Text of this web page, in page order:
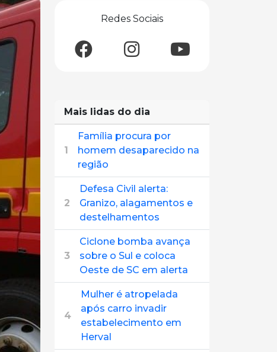
Redes Sociais
Mais lidas do dia
1
Família procura por
homem desaparecido na
região
2
Defesa Civil alerta:
Granizo, alagamentos e
destelhamentos
3
Ciclone bomba avança
sobre o Sul e coloca
Oeste de SC em alerta
4
Mulher é atropelada
após carro invadir
estabelecimento em
Herval